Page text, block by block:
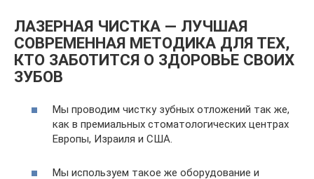
ЛАЗЕРНАЯ ЧИСТКА — ЛУЧШАЯ
СОВРЕМЕННАЯ МЕТОДИКА ДЛЯ ТЕХ,
КТО ЗАБОТИТСЯ О ЗДОРОВЬЕ СВОИХ
ЗУБОВ
Мы проводим чистку зубных отложений так же,
как в премиальных стоматологических центрах
Европы, Израиля и США.
Мы используем такое же оборудование и